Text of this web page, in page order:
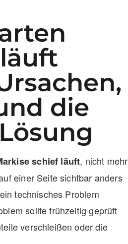
die
schief läuft, nicht mehr
einer Seite sichtbar anders
technisches Problem
sollte frühzeitig geprüft
verschleißen oder die